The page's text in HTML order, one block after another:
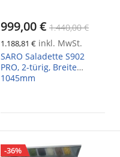
999,00 € 1.440,00 €
1.188,81 € inkl. MwSt.
SARO Saladette S902
PRO, 2-türig, Breite
1045mm
-36%